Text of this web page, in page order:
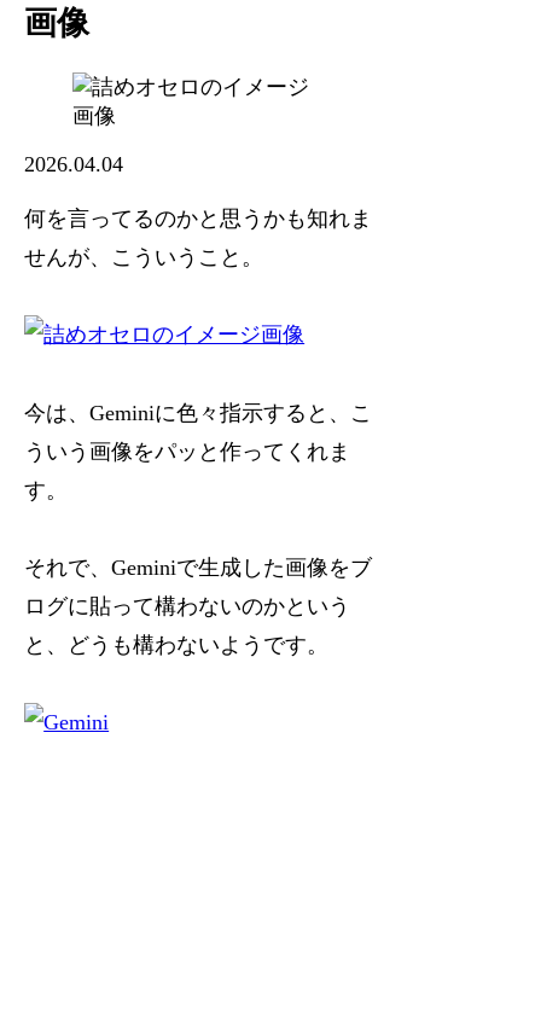
画像
2026.04.04
何を言ってるのかと思うかも知れま
せんが、こういうこと。
今は、Geminiに色々指示すると、こ
ういう画像をパッと作ってくれま
す。
それで、Geminiで生成した画像をブ
ログに貼って構わないのかという
と、どうも構わないようです。